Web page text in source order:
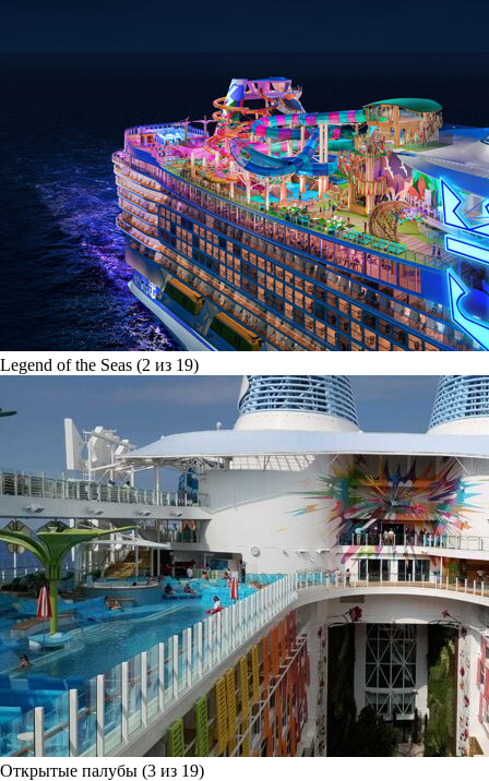
Legend of the Seas (2 из 19)
Открытые палубы (3 из 19)